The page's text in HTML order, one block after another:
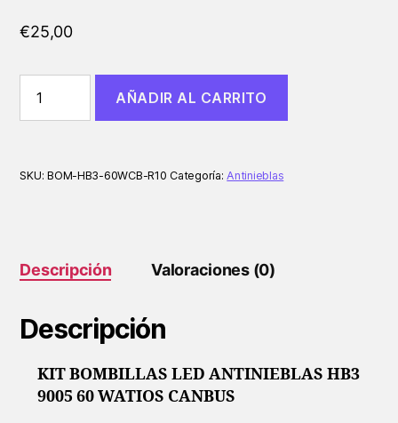
€25,00
BOMBILLAS
LED
9005
AÑADIR AL CARRITO
SKU:BOM-HB3-60WCB-R10 Categoría: Antinieblas
Descripción Valoraciones (0)
Descripción
KIT BOMBILLAS LED ANTINIEBLAS HB3
9005 60 WATIOS CANBUS